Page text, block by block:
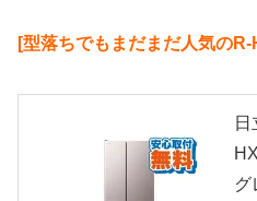
[型落ちでもまだまだ人気の
グ